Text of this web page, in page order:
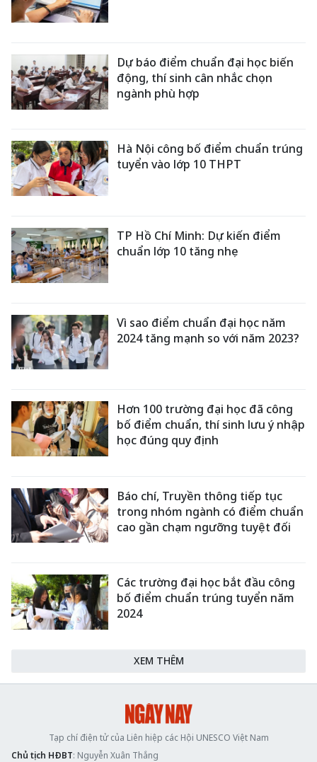
Dự báo điểm chuẩn đại học biến
động, thí sinh cân nhắc chọn
ngành phù hợp
Hà Nội công bố điểm chuẩn trúng
tuyển vào lớp 10 THPT
TP Hồ Chí Minh: Dự kiến điểm
chuẩn lớp 10 tăng nhẹ
Vì sao điểm chuẩn đại học năm
2024 tăng mạnh so với năm 2023?
Hơn 100 trường đại học đã công
bố điểm chuẩn, thí sinh lưu ý nhập
học đúng quy định
Báo chí, Truyền thông tiếp tục
trong nhóm ngành có điểm chuẩn
cao gần chạm ngưỡng tuyệt đối
Các trường đại học bắt đầu công
bố điểm chuẩn trúng tuyển năm
2024
XEM THÊM
Tạp chí điện tử của Liên hiệp các Hội UNESCO Việt Nam
Chủ tịch HĐBT: Nguyễn Xuân Thắng